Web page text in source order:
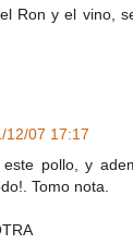
Ron y el vino,
12/07 17:17
pollo, y
Tomo nota.